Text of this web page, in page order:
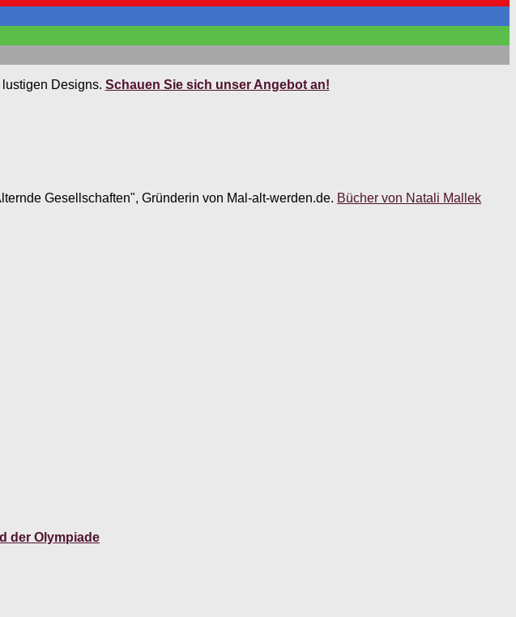
Designs. Schauen Sie sich unser Angebot an!
Gesellschaften", Gründerin von Mal-alt-werden.de. Bücher von Natali Mallek
der Olympiade